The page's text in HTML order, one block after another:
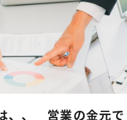
、、 営業の金元で